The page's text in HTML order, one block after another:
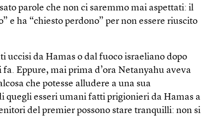
parole che non ci saremmo mai aspettati: il
e ha “chiesto perdono” per non essere riuscito
uccisi da Hamas o dal fuoco israeliano dopo
Eppure, mai prima d’ora Netanyahu aveva
che potesse alludere a una sua
quegli esseri umani fatti prigionieri da Hamas a
del premier possono stare tranquilli: non si